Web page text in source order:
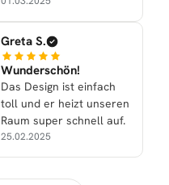
Greta S.
Wunderschön!
Das Design ist einfach
toll und er heizt unseren
Raum super schnell auf.
25.02.2025